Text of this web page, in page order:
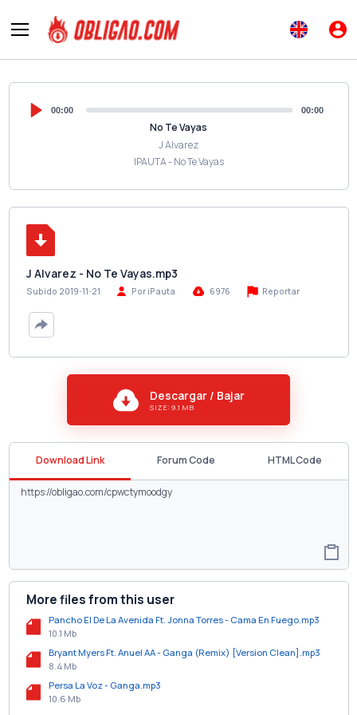
00:00 00:00
No Te Vayas
J Alvarez
IPAUTA - No Te Vayas
J Alvarez - No Te Vayas.mp3
Subido 2019-11-21 Por iPauta 6976 Reportar
Descargar / Bajar
SIZE: 9.1 MB
Download Link Forum Code HTML Code
More files from this user
Pancho El De La Avenida Ft. Jonna Torres - Cama En Fuego.mp3
10.1 Mb
Bryant Myers Ft. Anuel AA - Ganga (Remix) [Version Clean].mp3
8.4 Mb
Persa La Voz - Ganga.mp3
10.6 Mb